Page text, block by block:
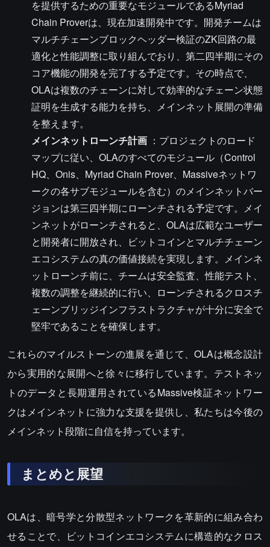
を提供するための重要なモジュールであるMyriad
Chain Proverは、現在加速開発中です。開発チームは
マルチチェーンブロックヘッダー検証のZK回路の最
適化と性能調整に取り組んでおり、第二四半期にその
コア機能の開発を完了する予定です。その時点で、
OLAは複数のチェーンに対して効率的なチェーン状態
証明を生成する能力を持ち、メインネット展開の準備
を整えます。
メインネットローンチ計画 ：プロジェクトのロード
マップに従い、OLAのすべてのモジュール（Control
HQ、Onis、Myriad Chain Prover、Massiveネットワ
ークの各サブモジュールを含む）のメインネットバー
ジョンは第三四半期にローンチされる予定です。メイ
ンネットがローンチされると、OLAは広範なユーザー
と開発者に開放され、ビットコインとマルチチェーン
エコシステムの真の価値接続を実現します。メインネ
ットローンチ前に、チームは安全監査、性能テスト、
複数の調整を継続的に行い、ローンチされるクロスチ
ェーンブリッジインフラストラクチャが十分に安全で
堅牢であることを確保します。
これらのマイルストーンの進展を通じて、OLAは概念設計
から実用的な展開へと徐々に移行しています。テストネッ
トのデータと長期運用されているMassive検証ネットワー
クはメインネットに強力な支援を提供し、私たちは今後の
メインネット段階に自信を持っています。
まとめと展望
OLAは、暗号学と分散型ネットワークを革新的に組み合わ
せることで、ビットコインエコシステムに構造的なクロス